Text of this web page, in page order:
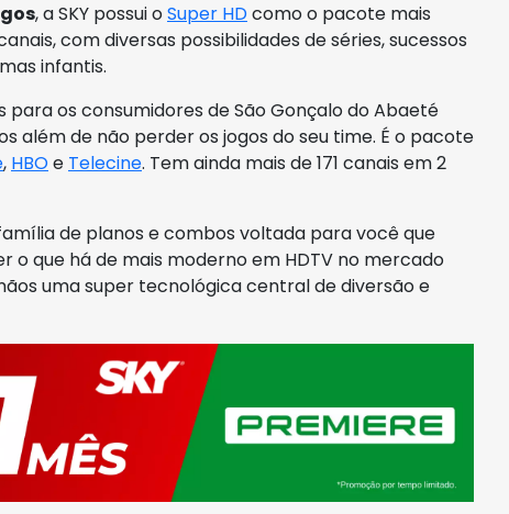
, a SKY possui oSuper HDcomo o pacote mais
com diversas possibilidades de séries, sucessos
infantis.
para os consumidores de São Gonçalo do Abaeté
além de não perder os jogos do seu time. É o pacote
, HBOe Telecine. Tem ainda mais de 171 canais em 2
de planos e combos voltada para você que
o que há de mais moderno em HDTV no mercado
uma super tecnológica central de diversão e